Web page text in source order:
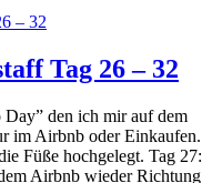
Tag 26 – 32
den ich mir auf dem
im Airbnb oder Einkaufen.
Füße hochgelegt. Tag 27:
Airbnb wieder Richtung